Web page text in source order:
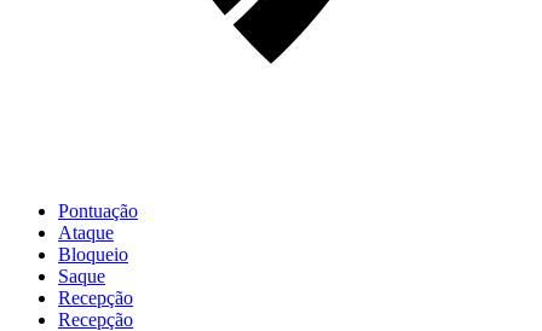
Pontuação
Ataque
Bloqueio
Saque
Recepção
Recepção